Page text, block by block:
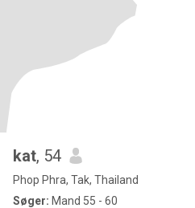
kat, 54
Phop Phra, Tak, Thailand
Søger: Mand 55 - 60